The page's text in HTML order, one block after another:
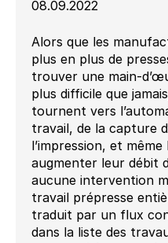
08.09.2022
Alors que les
plus en plus de
trouver une main-
plus difficile que
tournent vers
travail, de la capture
l’impression, et
augmenter leur débit
aucune intervention
travail prépresse
traduit par un flux
dans la liste des